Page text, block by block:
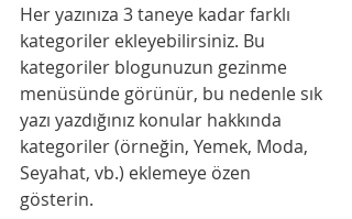
Her yazınıza 3 taneye kadar farklı
kategoriler ekleyebilirsiniz. Bu
kategoriler blogunuzun gezinme
menüsünde görünür, bu nedenle sık
yazı yazdığınız konular hakkında
kategoriler (örneğin, Yemek, Moda,
Seyahat, vb.) eklemeye özen
gösterin.